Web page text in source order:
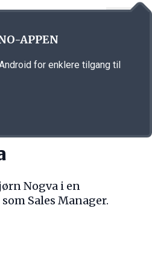
Nogva i en
Sales Manager.
APPEN
for enklere tilgang til